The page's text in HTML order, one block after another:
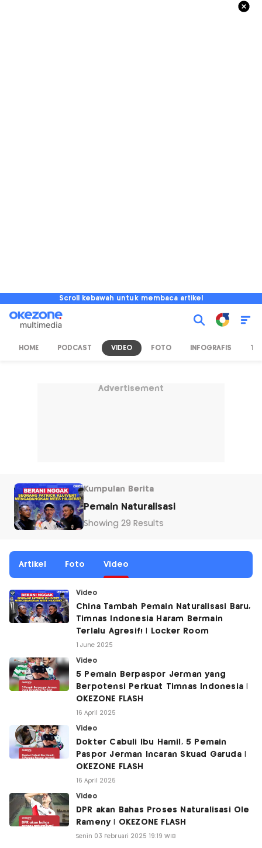
Scroll kebawah untuk membaca artikel
HOME PODCAST VIDEO FOTO INFOGRAFIS TV
Advertisement
Kumpulan Berita
Pemain Naturalisasi
Showing 29 Results
Artikel Foto Video
Video
China Tambah Pemain Naturalisasi Baru,
Timnas Indonesia Haram Bermain
Terlalu Agresif! | Locker Room
1 June 2025
Video
5 Pemain Berpaspor Jerman yang
Berpotensi Perkuat Timnas Indonesia |
OKEZONE FLASH
16 April 2025
Video
Dokter Cabuli Ibu Hamil, 5 Pemain
Paspor Jerman Incaran Skuad Garuda |
OKEZONE FLASH
16 April 2025
Video
DPR akan Bahas Proses Naturalisasi Ole
Rameny | OKEZONE FLASH
Senin 03 Februari 2025 19:19 WIB